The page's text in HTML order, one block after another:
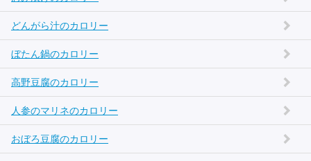
どんがら汁のカロリー
ぼたん鍋のカロリー
高野豆腐のカロリー
人参のマリネのカロリー
おぼろ豆腐のカロリー